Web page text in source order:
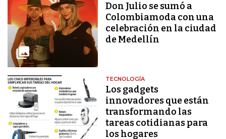
Don Julio se sumó a
Colombiamoda con una
celebración en la ciudad
de Medellín
TECNOLOGÍA
Los gadgets
innovadores que están
transformando las
tareas cotidianas para
los hogares